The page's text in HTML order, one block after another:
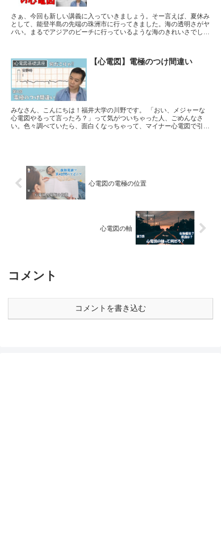
さぁ、今回も新しい講義に入っていきましょう。そー言えば、夏休み
として、能登半島の先端の珠洲市に行ってきました。海の透明さがヤ
バい。まるでアジアのビーチに行っているような海のきれいさでし
心電図基礎講座 【心電図】電極のつけ間違い
みなさん、こんにちは！福井大学の川野です。 「おい、メジャーな
心電図やるって言ったろ？」って気がついちゃった人、ごめんなさ
い。色々調べていたら、面白くなっちゃって、マイナー心電図で引っ
心電図の電極の位置
心電図の軸
コメント
コメントを書き込む